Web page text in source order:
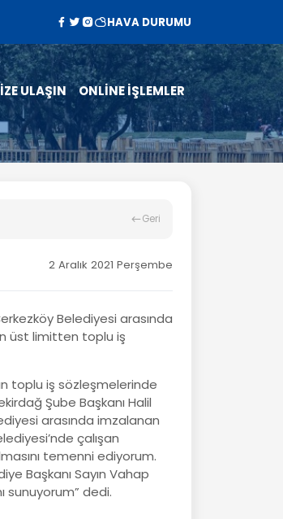
HAVA DURUMU
ULAŞIN ONLİNE İŞLEMLER
Geri
2 Aralık 2021 Perşembe
Belediyesi arasında
üst limitten toplu iş
toplu iş sözleşmelerinde
Şube Başkanı Halil
arasında imzalanan
çalışan
temenni ediyorum.
Başkanı Sayın Vahap
sunuyorum” dedi.